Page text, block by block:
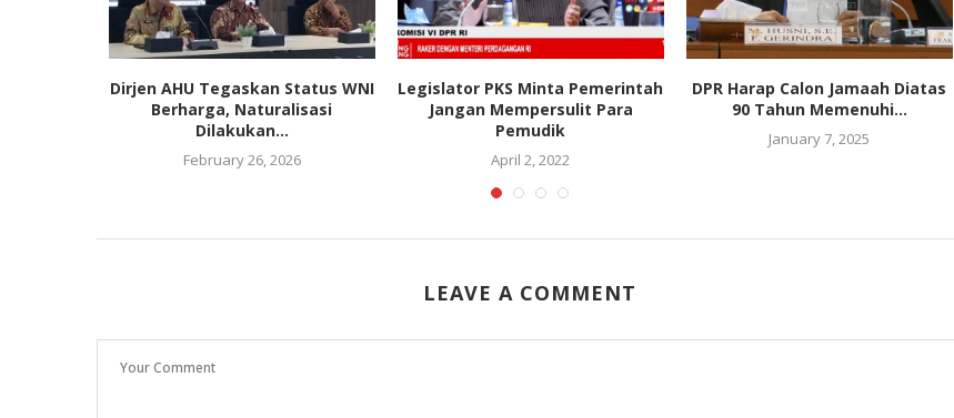
Dirjen AHU Tegaskan Status WNI
Berharga, Naturalisasi
Dilakukan...
February 26, 2026
Legislator PKS Minta Pemerintah
Jangan Mempersulit Para
Pemudik
April 2, 2022
DPR Harap Calon Jamaah Diatas
90 Tahun Memenuhi...
January 7, 2025
LEAVE A COMMENT